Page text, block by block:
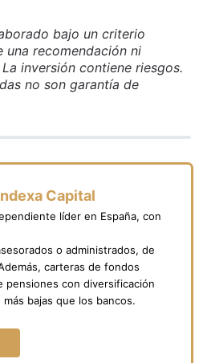
bajo un criterio
recomendación ni
inversión contiene riesgos.
no son garantía de
Capital
líder en España, con
o administrados, de
carteras de fondos
pensiones con diversificación
bajas que los bancos.